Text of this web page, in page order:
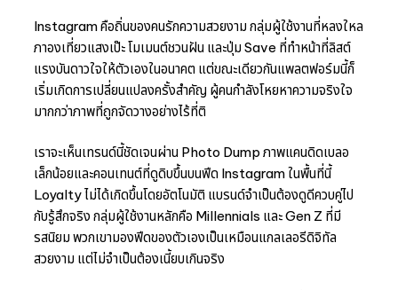
Instagram คือถิ่นของคนรักความสวยงาม กลุ่มผู้ใช้งานที่หลงใหล
ภาองเที่ยวแสงเป๊ะ โมเมนต์ชวนฝัน และปุ่ม Save ที่ทำหน้าที่ลิสต์
แรงบันดาวใจให้ตัวเองในอนาคต แต่ขณะเดียวกันแพลตฟอร์มนี้ก็
เริ่มเกิดการเปลี่ยนแปลงครั้งสำคัญ ผู้คนกำลังโหยหาความจริงใจ
มากกว่าภาพที่ถูกจัดวางอย่างไร้ที่ติ
เราจะเห็นเทรนด์นี้ชัดเจนผ่าน Photo Dump ภาพแคนดิดเบลอ
เล็กน้อยและคอนเทนต์ที่ดูดิบขึ้นบนฟีด Instagram ในพื้นที่นี้
Loyalty ไม่ได้เกิดขึ้นโดยอัตโนมัติ แบรนด์จำเป็นต้องดูดีควบคู่ไป
กับรู้สึกจริง กลุ่มผู้ใช้งานหลักคือ Millennials และ Gen Z ที่มี
รสนิยม พวกเขามองฟีดของตัวเองเป็นเหมือนแกลเลอรีดิจิทัล
สวยงาม แต่ไม่จำเป็นต้องเนี้ยบเกินจริง